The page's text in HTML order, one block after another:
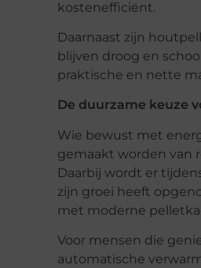
kostenefficiënt.
Daarnaast zijn
blijven droog en
praktische en nette
De duurzame keuze
Wie bewust met
gemaakt worden van
Daarbij wordt er
zijn groei heeft
met moderne
Voor mensen die
automatische